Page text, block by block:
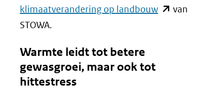
klimaatverandering op landbouw(opent
van
STOWA.
Warmte leidt tot betere
gewasgroei, maar ook tot
hittestress